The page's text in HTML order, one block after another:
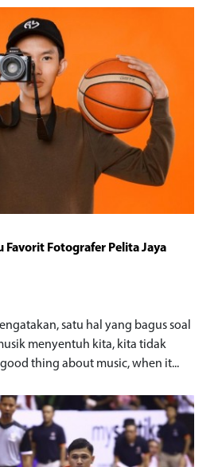
Favorit Fotografer Pelita Jaya
satu hal yang bagus soal
menyentuh kita, kita tidak
thing about music, when it...